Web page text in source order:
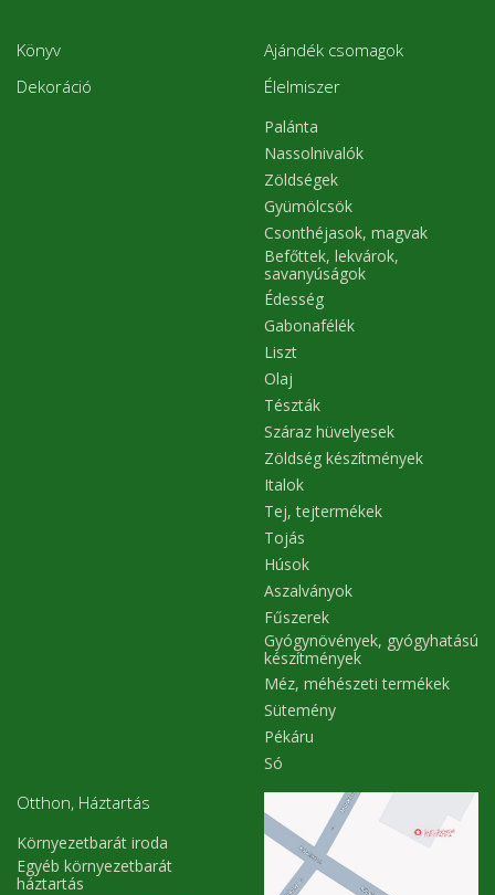
Könyv
Dekoráció
Ajándék csomagok
Élelmiszer
Palánta
Nassolnivalók
Zöldségek
Gyümölcsök
Csonthéjasok, magvak
Befőttek, lekvárok,
savanyúságok
Édesség
Gabonafélék
Liszt
Olaj
Tészták
Száraz hüvelyesek
Zöldség készítmények
Italok
Tej, tejtermékek
Tojás
Húsok
Aszalványok
Fűszerek
Gyógynövények, gyógyhatású
készítmények
Méz, méhészeti termékek
Sütemény
Pékáru
Só
Otthon, Háztartás
Környezetbarát iroda
Egyéb környezetbarát
háztartás